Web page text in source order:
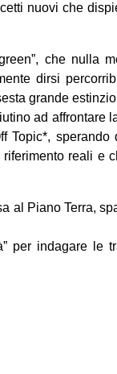
nuovi che
che nulla
dirsi
grande
ad affrontare
Topic*, sperando
reali e
al Piano Terra,
per indagare le